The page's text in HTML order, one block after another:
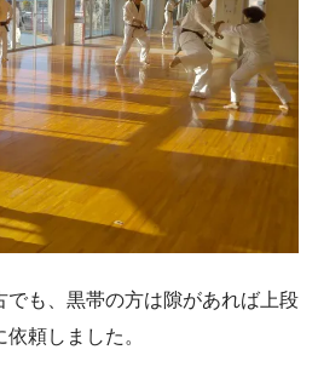
でも、黒帯の方は隙があれば上段
頼しました。